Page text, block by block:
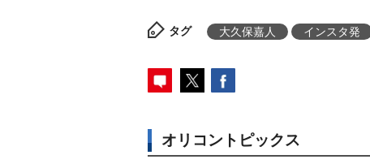
タグ 大久保嘉人 インスタ発
オリコントピックス